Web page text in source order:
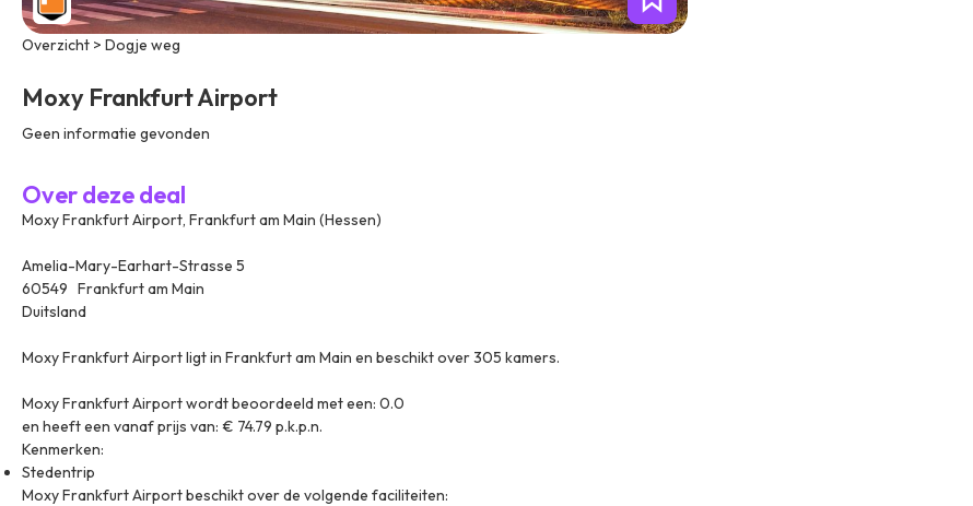
Overzicht > Dogje weg
Moxy Frankfurt Airport
Geen informatie gevonden
Over deze deal
Moxy Frankfurt Airport, Frankfurt am Main (Hessen)
Amelia-Mary-Earhart-Strasse 5
60549 Frankfurt am Main
Duitsland
Moxy Frankfurt Airport ligt in Frankfurt am Main en beschikt over 305 kamers.
Moxy Frankfurt Airport wordt beoordeeld met een: 0.0
en heeft een vanaf prijs van: € 74.79 p.k.p.n.
Kenmerken:
Stedentrip
Moxy Frankfurt Airport beschikt over de volgende faciliteiten: